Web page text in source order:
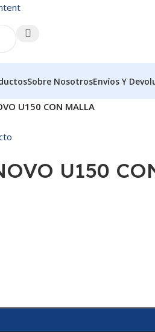
Sobre NosotrosEnvíos Y
U150 CON MALLA
U150